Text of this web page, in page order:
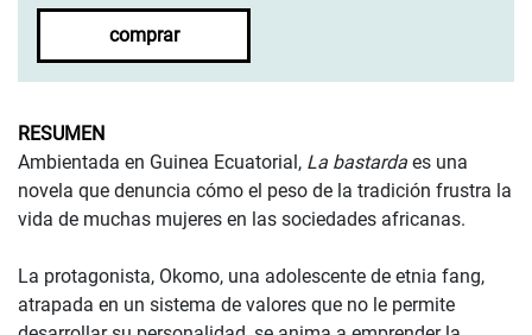
comprar
RESUMEN
Ambientada en Guinea Ecuatorial, La bastarda es una
novela que denuncia cómo el peso de la tradición frustra la
vida de muchas mujeres en las sociedades africanas.
La protagonista, Okomo, una adolescente de etnia fang,
atrapada en un sistema de valores que no le permite